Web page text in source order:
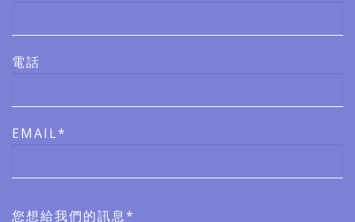
電話
EMAIL*
您想給我們的訊息*